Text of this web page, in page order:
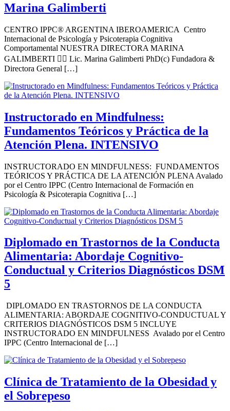
Marina Galimberti
CENTRO IPPC® ARGENTINA IBEROAMERICA Centro
Internacional de Psicología y Psicoterapia Cognitiva
Comportamental NUESTRA DIRECTORA MARINA
GALIMBERTI 👩‍⚕️ Lic. Marina Galimberti PhD(c) Fundadora &
Directora General […]
Instructorado en Mindfulness:
Fundamentos Teóricos y Práctica de la
Atención Plena. INTENSIVO
INSTRUCTORADO EN MINDFULNESS: FUNDAMENTOS
TEÓRICOS Y PRÁCTICA DE LA ATENCIÓN PLENA Avalado
por el Centro IPPC (Centro Internacional de Formación en
Psicología & Psicoterapia Cognitiva […]
Diplomado en Trastornos de la Conducta
Alimentaria: Abordaje Cognitivo-
Conductual y Criterios Diagnósticos DSM
5
DIPLOMADO EN TRASTORNOS DE LA CONDUCTA
ALIMENTARIA: ABORDAJE COGNITIVO-CONDUCTUAL Y
CRITERIOS DIAGNÓSTICOS DSM 5 INCLUYE
INSTRUCTORADO EN MINDFULNESS Avalado por el Centro
IPPC (Centro Internacional de […]
Clínica de Tratamiento de la Obesidad y
el Sobrepeso